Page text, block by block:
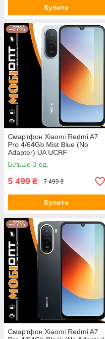
Купити
–27%
Смартфон Xiaomi Redmi A7
Pro 4/64Gb Mist Blue (No
Adapter) UA UCRF
Більше 3 од.
5 499 ₴ 7 499 ₴
Купити
–27%
Смартфон Xiaomi Redmi A7